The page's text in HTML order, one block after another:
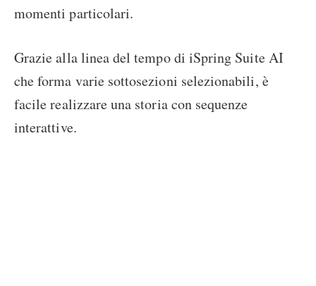
momenti particolari.
Grazie alla linea del tempo di iSpring Suite AI
che forma varie sottosezioni selezionabili, è
facile realizzare una storia con sequenze
interattive.